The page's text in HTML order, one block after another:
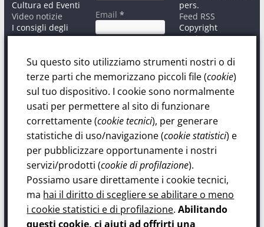
Cultura ed Eventi
Video notizie
I consigli degli
esperti
Email*
trattamento dati
personali.
Privacy Policy
Dichiaro di
aver letto ed
accettato la Policy
sul trattamento
dati personali.
pers.
Feed RSS
Copyright
Disclaimer
Su questo sito utilizziamo strumenti nostri o di
terze parti che memorizzano piccoli file (cookie)
sul tuo dispositivo. I cookie sono normalmente
usati per permettere al sito di funzionare
correttamente (cookie tecnici), per generare
statistiche di uso/navigazione (cookie statistici) e
per pubblicizzare opportunamente i nostri
servizi/prodotti (cookie di profilazione).
Possiamo usare direttamente i cookie tecnici,
ma hai il diritto di scegliere se abilitare o meno
i cookie statistici e di profilazione.Abilitando
questi cookie, ci aiuti ad offrirti una